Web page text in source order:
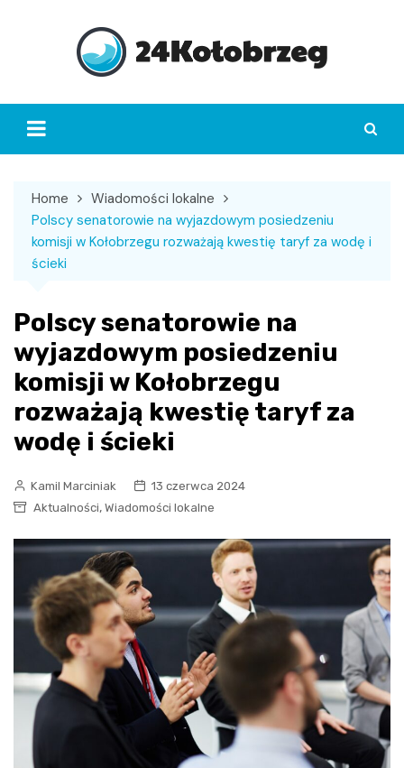
Home
Wiadomości lokalne
Polscy senatorowie na wyjazdowym posiedzeniu
komisji w Kołobrzegu rozważają kwestię taryf za wodę i
ścieki
Polscy senatorowie na
wyjazdowym posiedzeniu
komisji w Kołobrzegu
rozważają kwestię taryf za
wodę i ścieki
Kamil Marciniak
13 czerwca 2024
Aktualności, Wiadomości lokalne